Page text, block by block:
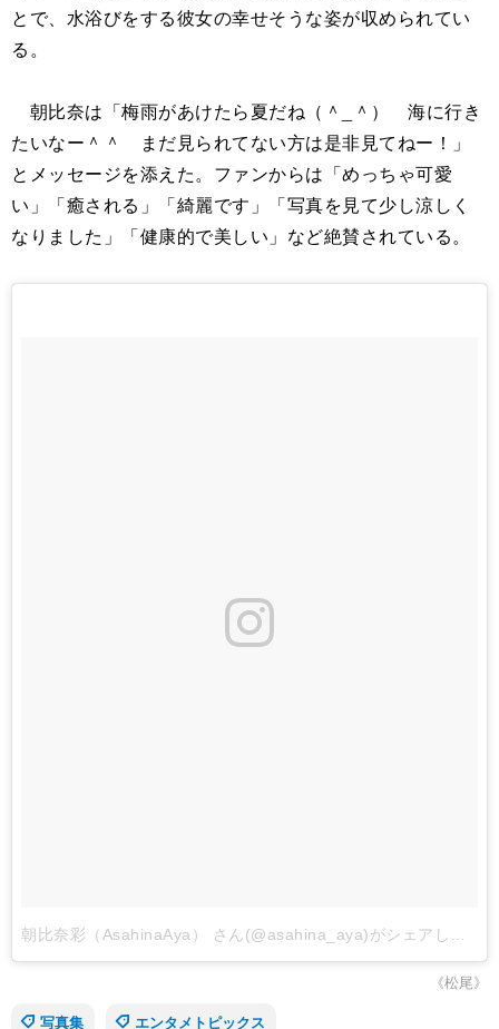
とで、水浴びをする彼女の幸せそうな姿が収められてい
る。
朝比奈は「梅雨があけたら夏だね（＾_＾） 海に行き
たいなー＾＾ まだ見られてない方は是非見てねー！」
とメッセージを添えた。ファンからは「めっちゃ可愛
い」「癒される」「綺麗です」「写真を見て少し涼しく
なりました」「健康的で美しい」など絶賛されている。
朝比奈彩（AsahinaAya） さん(@asahina_aya)がシェアした投稿
《松尾》
写真集
エンタメトピックス